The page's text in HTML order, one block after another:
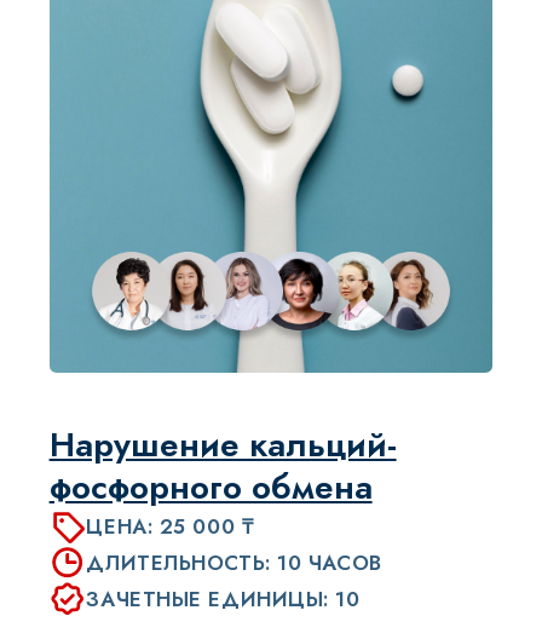
УЗНАТЬ БОЛЬШЕ
Болезни ЖКТ и
ДЛИТЕЛЬНОСТЬ: 12 ЧАСОВ
ЗАЧЕТНЫЕ ЕДИНИЦЫ: 12